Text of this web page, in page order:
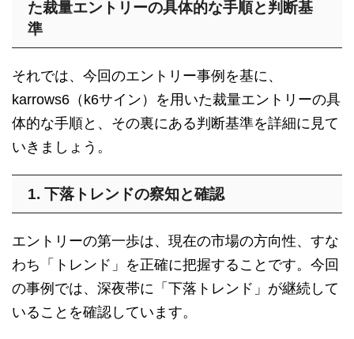
た裁量エントリーの具体的な手順と判断基
準
それでは、今回のエントリー事例を基に、
karrows6（k6サイン）を用いた裁量エントリーの具
体的な手順と、その裏にある判断基準を詳細に見て
いきましょう。
1. 下落トレンドの察知と確認
エントリーの第一歩は、現在の市場の方向性、すな
わち「トレンド」を正確に把握することです。今回
の事例では、深夜帯に「下落トレンド」が継続して
いることを確認しています。